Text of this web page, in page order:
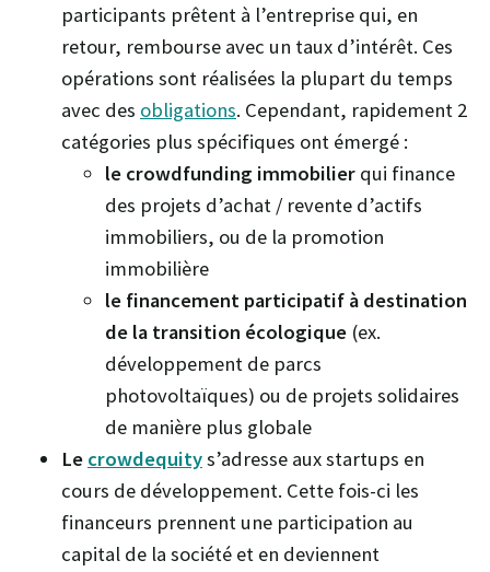
participants prêtent à l’entreprise qui, en
retour, rembourse avec un taux d’intérêt. Ces
opérations sont réalisées la plupart du temps
avec des obligations. Cependant, rapidement 2
catégories plus spécifiques ont émergé :
le crowdfunding immobilier qui finance
des projets d’achat / revente d’actifs
immobiliers, ou de la promotion
immobilière
le financement participatif à destination
de la transition écologique (ex.
développement de parcs
photovoltaïques) ou de projets solidaires
de manière plus globale
Le crowdequitys’adresse aux startups en
cours de développement. Cette fois-ci les
financeurs prennent une participation au
capital de la société et en deviennent